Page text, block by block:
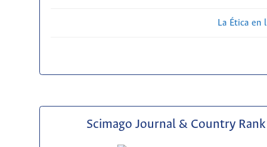
La Ética en
Scimago Journal & Country Rank